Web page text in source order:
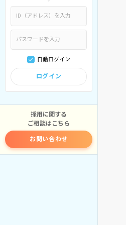
自動ログイン
ログイン
採用に関する
ご相談はこちら
お問い合わせ